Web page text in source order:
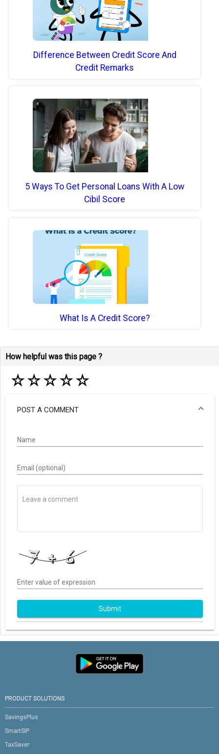
Difference Between Credit Score And
Credit Remarks
5 Ways To Get Personal Loans With A Low
Cibil Score
What Is A Credit Score?
How helpful was this page ?
☆☆☆☆☆
POST A COMMENT
Name
Email (optional)
Enter value of expression
Submit
PRODUCT SOLUTIONS
SavingsPlus
SmartSIP
TaxSaver